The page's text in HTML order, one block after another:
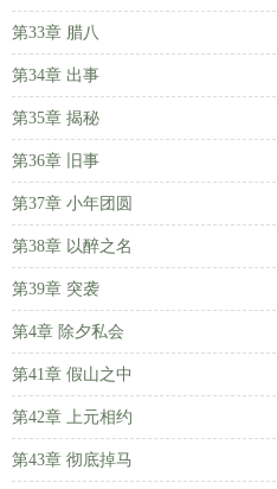
第33章 腊八
第34章 出事
第35章 揭秘
第36章 旧事
第37章 小年团圆
第38章 以醉之名
第39章 突袭
第4章 除夕私会
第41章 假山之中
第42章 上元相约
第43章 彻底掉马